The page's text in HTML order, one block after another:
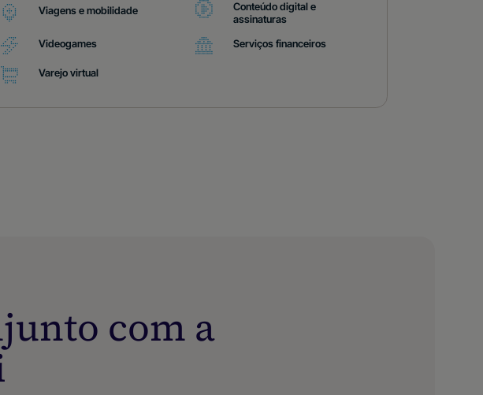
Viagens e mobilidade
Conteúdo digital e
assinaturas
Videogames
Serviços financeiros
Varejo virtual
com a